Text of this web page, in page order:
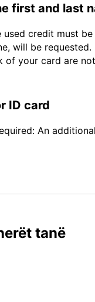
first and last
used credit must
will be
of your card are
ID card
An
tanë